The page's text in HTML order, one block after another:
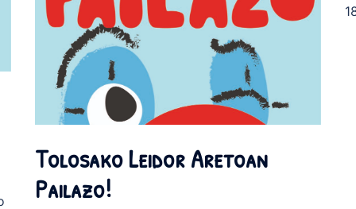
Tolosako Leidor Aretoan
Pailazo!